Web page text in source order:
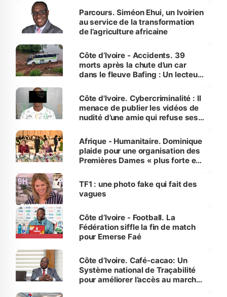
Parcours. Siméon Ehui, un Ivoirien
au service de la transformation
de l’agriculture africaine
Côte d’Ivoire - Accidents. 39
morts après la chute d’un car
dans le fleuve Bafing : Un lecteur
des Transports
Côte d'Ivoire. Cybercriminalité : Il
menace de publier les vidéos de
nudité d’une amie qui refuse ses
Afrique - Humanitaire. Dominique
plaide pour une organisation des
Premières Dames « plus forte et
sur la scène internationale »
TF1 : une photo fake qui fait des
vagues
Côte d’Ivoire - Football. La
Fédération siffle la fin de match
pour Emerse Faé
Côte d’Ivoire. Café-cacao: Un
Système national de Traçabilité
pour améliorer l’accès au marché